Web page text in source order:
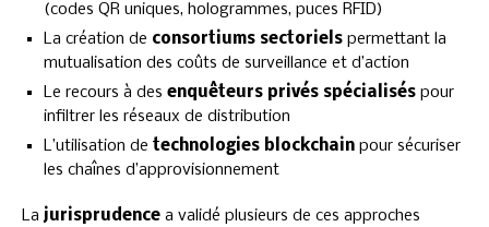
(codes QR uniques, hologrammes, puces RFID)
La création de consortiums sectoriels permettant la
mutualisation des coûts de surveillance et d’action
Le recours à des enquêteurs privés spécialisés pour
infiltrer les réseaux de distribution
L’utilisation de technologies blockchain pour sécuriser
les chaînes d’approvisionnement
Lajurisprudence a validé plusieurs de ces approches